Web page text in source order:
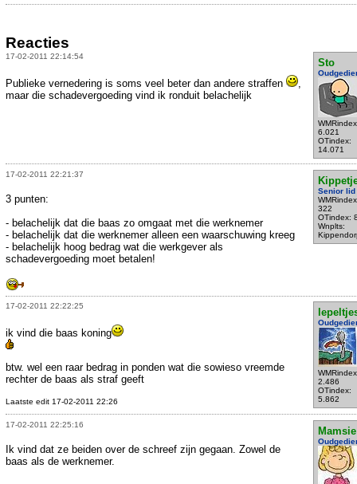
Reacties
17-02-2011 22:14:54
Sto
6.021
OTindex:
14.071
Publieke vernedering is soms veel beter dan andere straffen
maar die schadevergoeding vind ik ronduit belachelijk
17-02-2011 22:21:37
Senior lid
322
OTindex:
Wnplts:
3 punten:
- belachelijk dat die baas zo omgaat met die werknemer
- belachelijk dat die werknemer alleen een waarschuwing kreeg
- belachelijk hoog bedrag wat die werkgever als
schadevergoeding moet betalen!
17-02-2011 22:22:25
2.486
OTindex:
5.862
ik vind die baas koning
btw. wel een raar bedrag in ponden wat die sowieso vreemde
rechter de baas als straf geeft
Laatste edit 17-02-2011 22:26
17-02-2011 22:25:16
Mamsie
Ik vind dat ze beiden over de schreef zijn gegaan. Zowel de
baas als de werknemer.